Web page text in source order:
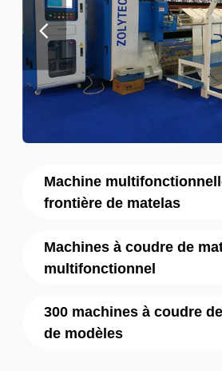
Machine
frontière de matelas
Machines à coudre de
multifonctionnel
300 machines à coudre
de modèles